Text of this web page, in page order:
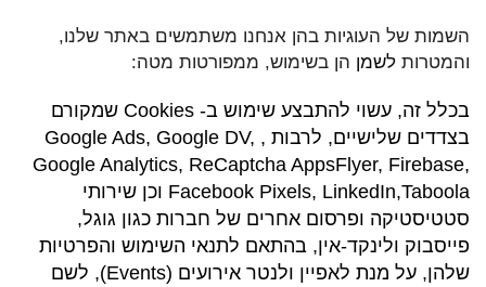
השמות של העוגיות בהן אנחנו משתמשים באתר שלנו,
והמטרות לשמן הן בשימוש, ממפורטות מטה:
בכלל זה, עשוי להתבצע שימוש ב- Cookies שמקורם
בצדדים שלישיים, לרבות , Google Ads, Google DV,
Google Analytics, ReCaptcha AppsFlyer, Firebase,
Facebook Pixels, LinkedIn,Taboola וכן שירותי
סטטיסטיקה ופרסום אחרים של חברות כגון גוגל,
פייסבוק ולינקד-אין, בהתאם לתנאי השימוש והפרטיות
שלהן, על מנת לאפיין ולנטר אירועים (Events), לשם